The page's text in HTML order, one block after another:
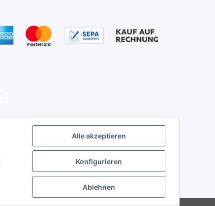
Alle akzeptieren
Konfigurieren
Ablehnen